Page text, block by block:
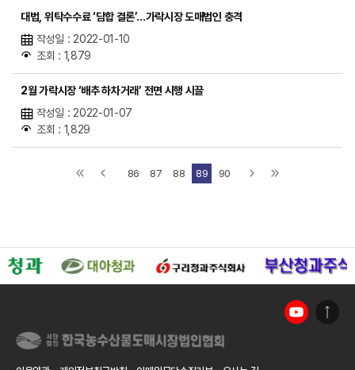
대법, 위탁수수료 ‘담합 결론’…가락시장 도매법인 충격
작성일 : 2022-01-10
조회 : 1,879
2월 가락시장 ‘배추 하차거래’ 전면 시행 시끌
작성일 : 2022-01-07
조회 : 1,829
86 87 88 89 90